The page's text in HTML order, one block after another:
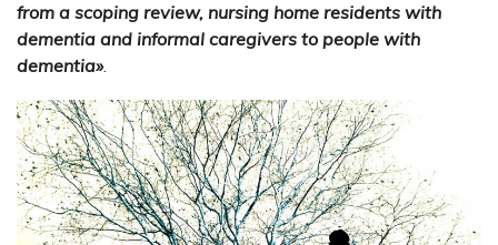
from a scoping review, nursing home residents with
dementia and informal caregivers to people with
dementia».